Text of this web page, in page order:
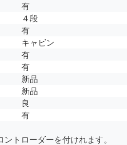
有
４段
有
キャビン
有
有
新品
新品
良
有
トローダーを付けれます。